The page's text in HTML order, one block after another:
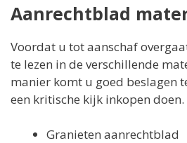
Aanrechtblad
Voordat u tot aanschaf
te lezen in de verschillende
manier komt u goed beslagen
een kritische kijk inkopen doen.
Granieten aanrechtblad